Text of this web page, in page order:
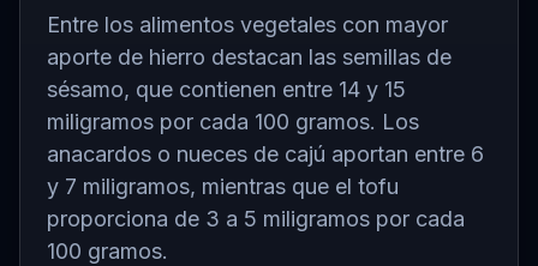
Entre los alimentos vegetales con mayor
aporte de hierro destacan las semillas de
sésamo, que contienen entre 14 y 15
miligramos por cada 100 gramos. Los
anacardos o nueces de cajú aportan entre 6
y 7 miligramos, mientras que el tofu
proporciona de 3 a 5 miligramos por cada
100 gramos.